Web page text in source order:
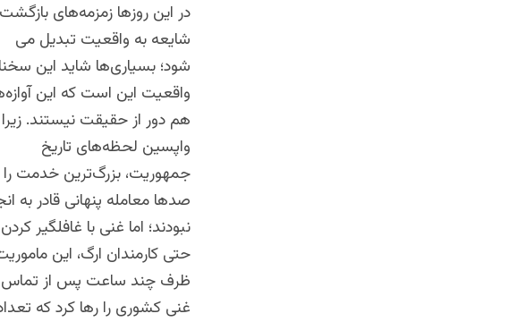
در این روزها زمزمه‌های
شایعه به واقعیت تبدیل می
شود؛ بسیاری‌ها شاید این
واقعیت این است که این
هم دور از حقیقت نیستند.
واپسین لحظه‌های تاریخ
جمهوریت، بزرگ‌ترین خدمت را
صدها معامله پنهانی قادر به
نبودند؛ اما غنی با
حتی کارمندان ارگ، این
ظرف چند ساعت پس از تماس